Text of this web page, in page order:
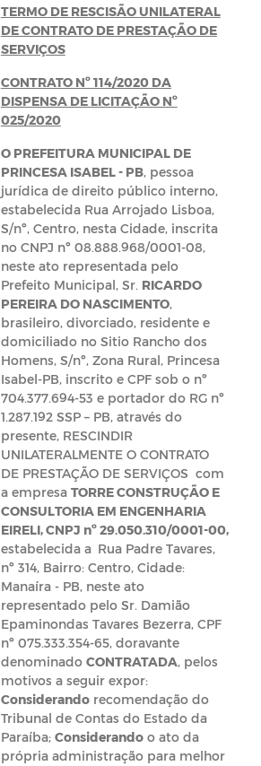
TERMO DE RESCISÃO UNILATERAL
DE CONTRATO DE PRESTAÇÃO DE
SERVIÇOS
CONTRATO Nº 114/2020 DA
DISPENSA DE LICITAÇÃO Nº
025/2020
O PREFEITURA MUNICIPAL DE
PRINCESA ISABEL - PB, pessoa
jurídica de direito público interno,
estabelecida Rua Arrojado Lisboa,
S/nº, Centro, nesta Cidade, inscrita
no CNPJ nº 08.888.968/0001-08,
neste ato representada pelo
Prefeito Municipal, Sr. RICARDO
PEREIRA DO NASCIMENTO,
brasileiro, divorciado, residente e
domiciliado no Sitio Rancho dos
Homens, S/nº, Zona Rural, Princesa
Isabel-PB, inscrito e CPF sob o nº
704.377.694-53 e portador do RG nº
1.287.192 SSP – PB, através do
presente, RESCINDIR
UNILATERALMENTE O CONTRATO
DE PRESTAÇÃO DE SERVIÇOS com
a empresa TORRE CONSTRUÇÃO E
CONSULTORIA EM ENGENHARIA
EIRELI, CNPJ nº 29.050.310/0001-00,
estabelecida a Rua Padre Tavares,
nº 314, Bairro: Centro, Cidade:
Manaíra - PB, neste ato
representado pelo Sr. Damião
Epaminondas Tavares Bezerra, CPF
nº 075.333.354-65, doravante
denominado CONTRATADA, pelos
motivos a seguir expor:
Considerandorecomendação do
Tribunal de Contas do Estado da
Paraíba; Considerandoo ato da
própria administração para melhor